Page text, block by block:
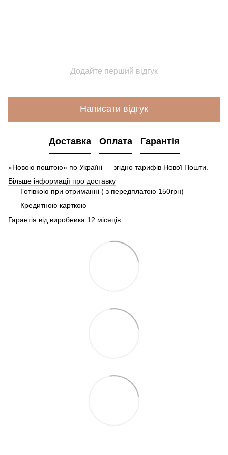
Додайте перший відгук
Написати відгук
Доставка Оплата Гарантія
«Новою поштою» по Україні — згідно тарифів Нової Пошти.
Більше інформації про доставку
Готівкою при отриманні ( з передплатою 150грн)
Кредитною карткою
Гарантія від виробника 12 місяців.